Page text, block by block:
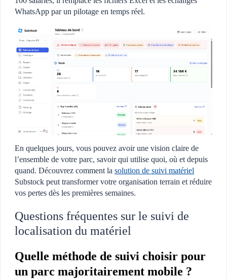
WhatsApp par un pilotage en temps réel.
En quelques jours, vous pouvez avoir une vision claire de
l’ensemble de votre parc, savoir qui utilise quoi, où et depuis
quand. Découvrez comment la solution de suivi matériel
Substock peut transformer votre organisation terrain et réduire
vos pertes dès les premières semaines.
Questions fréquentes sur le suivi de
localisation du matériel
Quelle méthode de suivi choisir pour
un parc majoritairement mobile ?